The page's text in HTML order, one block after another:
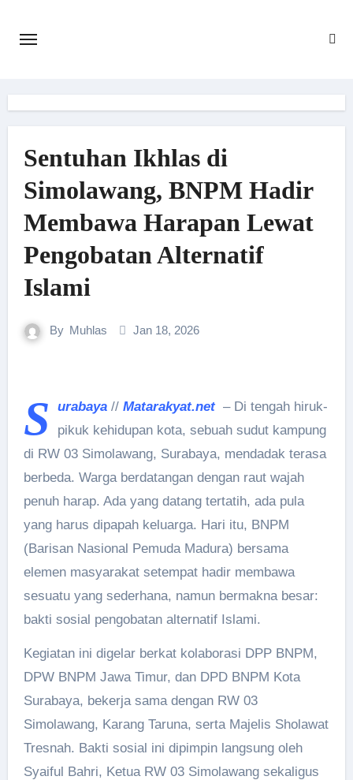
Sentuhan Ikhlas di
Simolawang, BNPM Hadir
Membawa Harapan Lewat
Pengobatan Alternatif
Islami
By Muhlas Jan 18, 2026
S urabaya// Matarakyat.net– Di tengah hiruk-
pikuk kehidupan kota, sebuah sudut kampung
di RW 03 Simolawang, Surabaya, mendadak terasa
berbeda. Warga berdatangan dengan raut wajah
penuh harap. Ada yang datang tertatih, ada pula
yang harus dipapah keluarga. Hari itu, BNPM
(Barisan Nasional Pemuda Madura) bersama
elemen masyarakat setempat hadir membawa
sesuatu yang sederhana, namun bermakna besar:
bakti sosial pengobatan alternatif Islami.
Kegiatan ini digelar berkat kolaborasi DPP BNPM,
DPW BNPM Jawa Timur, dan DPD BNPM Kota
Surabaya, bekerja sama dengan RW 03
Simolawang, Karang Taruna, serta Majelis Sholawat
Tresnah. Bakti sosial ini dipimpin langsung oleh
Syaiful Bahri, Ketua RW 03 Simolawang sekaligus